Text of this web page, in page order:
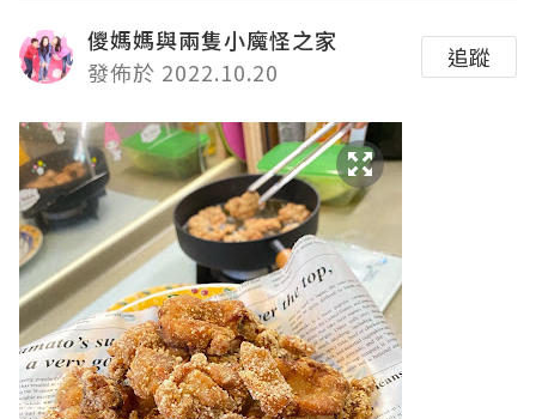
儍媽媽與兩隻小魔怪之家
發佈於 2022.10.20
追蹤